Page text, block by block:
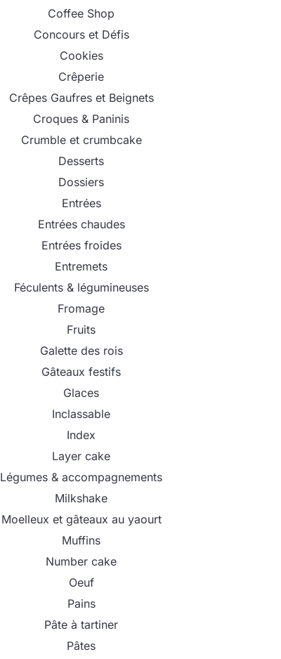
Coffee Shop
Concours et Défis
Cookies
Crêperie
Crêpes Gaufres et Beignets
Croques & Paninis
Crumble et crumbcake
Desserts
Dossiers
Entrées
Entrées chaudes
Entrées froides
Entremets
Féculents & légumineuses
Fromage
Fruits
Galette des rois
Gâteaux festifs
Glaces
Inclassable
Index
Layer cake
Légumes & accompagnements
Milkshake
Moelleux et gâteaux au yaourt
Muffins
Number cake
Oeuf
Pains
Pâte à tartiner
Pâtes